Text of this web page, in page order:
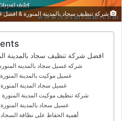
شركة تنظيف سجاد بالمدينة المنورة & افضل
افضل شركة تنظيف سجاد بالمدينة
شركه غسيل سجاد بالمدينه
غسيل موكيت بالمدينة المنورة
غسيل سجاد المدينة المنورة
شركة تنظيف موكيت المدينة المنورة
غسيل سجاد بالمدينة المنورة
أهمية الحفاظ على نظافة السجاد